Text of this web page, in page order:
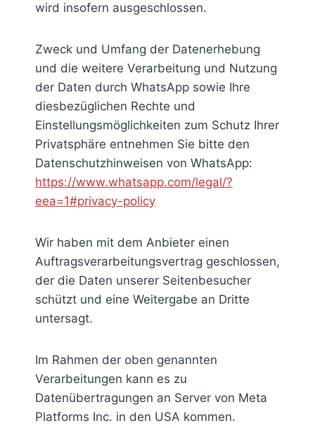
wird insofern ausgeschlossen.
Zweck und Umfang der Datenerhebung
und die weitere Verarbeitung und Nutzung
der Daten durch WhatsApp sowie Ihre
diesbezüglichen Rechte und
Einstellungsmöglichkeiten zum Schutz Ihrer
Privatsphäre entnehmen Sie bitte den
Datenschutzhinweisen von WhatsApp:
https://www.whatsapp.com/legal/?
eea=1#privacy-policy
Wir haben mit dem Anbieter einen
Auftragsverarbeitungsvertrag geschlossen,
der die Daten unserer Seitenbesucher
schützt und eine Weitergabe an Dritte
untersagt.
Im Rahmen der oben genannten
Verarbeitungen kann es zu
Datenübertragungen an Server von Meta
Platforms Inc. in den USA kommen.